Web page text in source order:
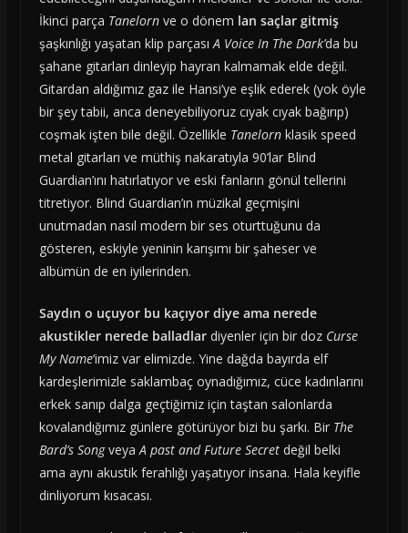
İkinci parça Tanelornve o dönem lan saçlar gitmiş
şaşkınlığı yaşatan klip parçasıA Voice In The Dark’da bu
şahane gitarları dinleyip hayran kalmamak elde değil.
Gitardan aldığımız gaz ile Hansi’ye eşlik ederek (yok öyle
bir şey tabii, anca deneyebiliyoruz cıyak cıyak bağırıp)
coşmak işten bile değil. Özellikle Tanelornklasik speed
metal gitarları ve müthiş nakaratıyla 90’lar Blind
Guardian’ını hatırlatıyor ve eski fanların gönül tellerini
titretiyor. Blind Guardian’ın müzikal geçmişini
unutmadan nasıl modern bir ses oturttuğunu da
gösteren, eskiyle yeninin karışımı bir şaheser ve
albümün de en iyilerinden.
Saydın o uçuyor bu kaçıyor diye ama nerede
akustikler nerede balladlardiyenler için bir doz Curse
My Name‘imiz var elimizde. Yine dağda bayırda elf
kardeşlerimizle saklambaç oynadığımız, cüce kadınlarını
erkek sanıp dalga geçtiğimiz için taştan salonlarda
kovalandığımız günlere götürüyor bizi bu şarkı. Bir The
Bard’s Songveya A past and Future Secret değil belki
ama aynı akustik ferahlığı yaşatıyor insana. Hala keyifle
dinliyorum kısacası.